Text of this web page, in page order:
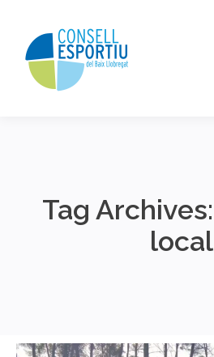
Tag Archives:
local